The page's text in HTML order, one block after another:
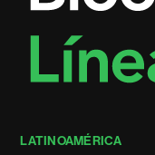
LATINOAMÉRICA